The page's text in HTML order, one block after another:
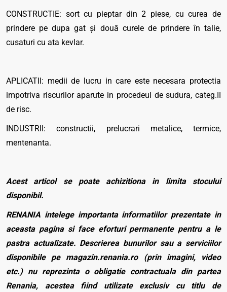
CONSTRUCTIE: sort cu pieptar din 2 piese, cu curea de
prindere pe dupa gat şi două curele de prindere în talie,
cusaturi cu ata kevlar.
APLICATII: medii de lucru in care este necesara protectia
impotriva riscurilor aparute in procedeul de sudura, categ.II
de risc.
INDUSTRII: constructii, prelucrari metalice, termice,
mentenanta.
Acest articol se poate achizitiona in limita stocului
disponibil.
RENANIA intelege importanta informatiilor prezentate in
aceasta pagina si face eforturi permanente pentru a le
pastra actualizate. Descrierea bunurilor sau a serviciilor
disponibile pe magazin.renania.ro (prin imagini, video
etc.) nu reprezinta o obligatie contractuala din partea
Renania, acestea fiind utilizate exclusiv cu titlu de